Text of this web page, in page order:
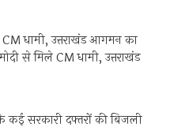
CM धामी, उत्तराखंड आगमन का
मोदी से मिले CM धामी, उत्तराखंड
कई सरकारी दफ्तरों की बिजली